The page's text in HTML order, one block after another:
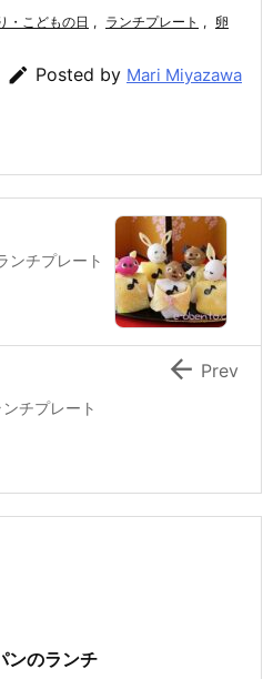
a
ai
l
・こどもの日 , ランチプレート , 卵
 Posted by Mari Miyazawa
ンチプレート
チプレート
 Prev
ンのランチ